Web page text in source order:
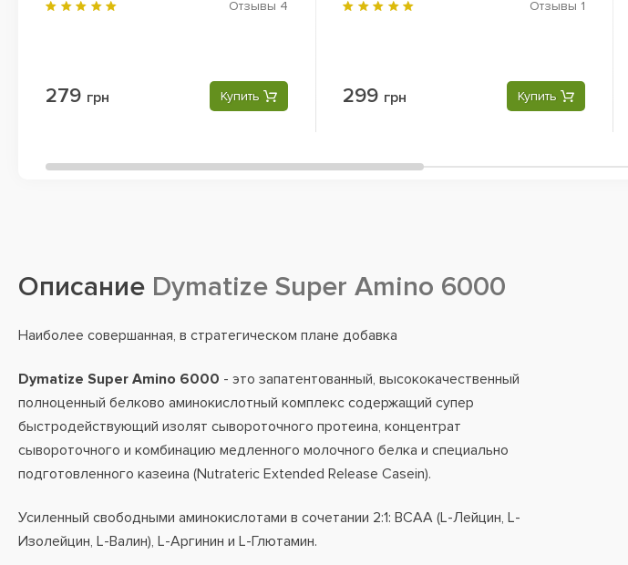
Отзывы 4
279 грн Купить
Отзывы 1
299 грн Купить
Описание Dymatize Super Amino 6000
Наиболее совершанная, в стратегическом плане добавка
Dymatize Super Amino 6000 - это запатентованный, высококачественный
полноценный белково аминокислотный комплекс содержащий супер
быстродействующий изолят сывороточного протеина, концентрат
сывороточного и комбинацию медленного молочного белка и специально
подготовленного казеина (Nutrateric Extended Release Casein).
Усиленный свободными аминокислотами в сочетании 2:1: BCAA (L-Лейцин, L-
Изолейцин, L-Валин), L-Аргинин и L-Глютамин.